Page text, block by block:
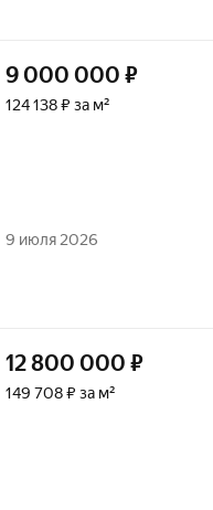
9 000 000 ₽
124 138 ₽ за м²
9 июля 2026
12 800 000 ₽
149 708 ₽ за м²